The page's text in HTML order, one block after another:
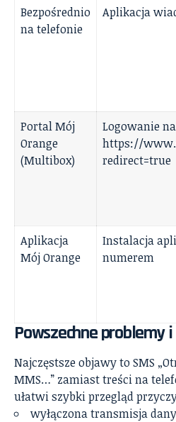
Bezpośrednio
na telefonie
Aplikacja
Portal Mój
Orange
(Multibox)
Logowanie na
https://
redirect=true
Aplikacja
Mój Orange
Instalacja
numerem
Powszechne problemy
Najczęstsze objawy to SMS
MMS…” zamiast treści na
ułatwi szybki przegląd
wyłączona transmisja